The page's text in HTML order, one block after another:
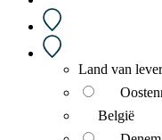
Land van
België